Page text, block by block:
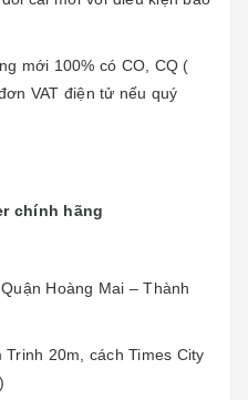
mới 100% có CO, CQ (
VAT điện tử nếu quý
chính hãng
Hoàng Mai – Thành
20m, cách Times City